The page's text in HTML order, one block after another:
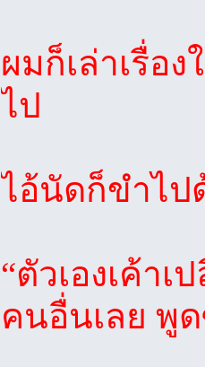
ผมก็เล่าเรื่อ
ไป
ไอ้นัดก็ขำไป
“ตัวเองเค้า
คนอื่นเลย พู